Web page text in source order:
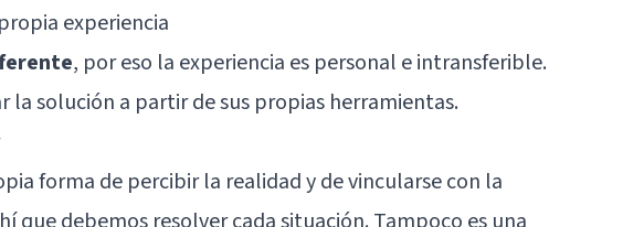
experiencia
, por eso la experiencia es personal e intransferible.
la solución a partir de sus propias herramientas.
forma de percibir la realidad y de vincularse con la